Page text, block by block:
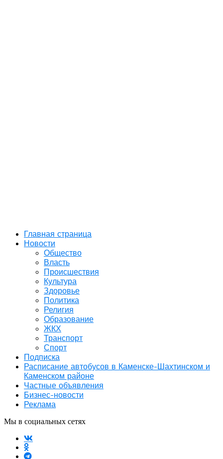
Главная страница
Новости
Общество
Власть
Происшествия
Культура
Здоровье
Политика
Религия
Образование
ЖКХ
Транспорт
Спорт
Подписка
Расписание автобусов в Каменске-Шахтинском и
Каменском районе
Частные объявления
Бизнес-новости
Реклама
Мы в социальных сетях